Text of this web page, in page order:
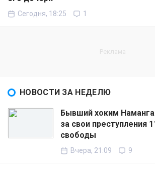
Сегодня, 18:25 1
НОВОСТИ ЗА НЕДЕЛЮ
Бывший хоким
за свои преступления
свободы
Вчера, 21:09 9